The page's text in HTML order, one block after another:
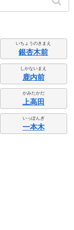
いちょうのきまえ
銀杏木前
しかないまえ
鹿内前
かみたかだ
上高田
いっぽんぎ
一本木